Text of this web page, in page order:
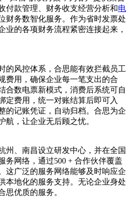
付款管理、财务收支经营分析和电
财务数智化服务。作为省时发票处
业的各项财务流程紧密连接起来，
的风控体系，合思能有效拦截员工
费用，确保企业每一笔支出的合
合数电票新模式，消费后系统可自
定费用，统一对账结算后即可入
的记账凭证，自动归档。合思为企
航，让企业无后顾之忧。
州、南昌设立研发中心，并在全国
务网络，通过500 + 合作伙伴覆盖
这广泛的服务网络能够及时响应企
本地化的服务支持。无论企业身处
思优质的服务。